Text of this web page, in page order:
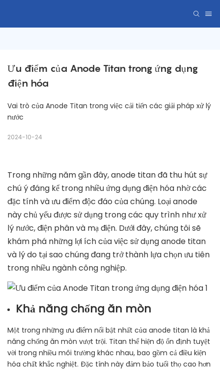
Ưu điểm của Anode Titan trong ứng dụng
điện hóa
Vai trò của Anode Titan trong việc cải tiến các giải pháp xử lý
nước
2024-10-24
Trong những năm gần đây, anode titan đã thu hút sự
chú ý đáng kể trong nhiều ứng dụng điện hóa nhờ các
đặc tính và ưu điểm độc đáo của chúng. Loại anode
này chủ yếu được sử dụng trong các quy trình như xử
lý nước, điện phân và mạ điện. Dưới đây, chúng tôi sẽ
khám phá những lợi ích của việc sử dụng anode titan
và lý do tại sao chúng đang trở thành lựa chọn ưu tiên
trong nhiều ngành công nghiệp.
Khả năng chống ăn mòn
Một trong những ưu điểm nổi bật nhất của anode titan là khả
năng chống ăn mòn vượt trội. Titan thể hiện độ ổn định tuyệt
vời trong nhiều môi trường khác nhau, bao gồm cả điều kiện
hóa chất khắc nghiệt. Đặc tính này đảm bảo tuổi thọ cao hơn